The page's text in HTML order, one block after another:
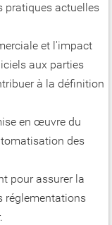
pratiques actuelles
et l'impact
aux parties
à la définition
en œuvre du
des
pour assurer la
réglementations